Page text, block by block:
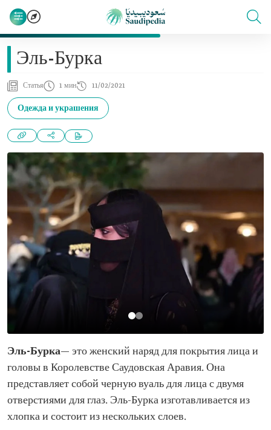
Эль-Бурка
Статья 1 мин 11/02/2021
Одежда и украшения
Эль-Бурка— это женский наряд для покрытия лица и
головы в Королевстве Саудовская Аравия. Она
представляет собой черную вуаль для лица с двумя
отверстиями для глаз. Эль-Бурка изготавливается из
хлопка и состоит из нескольких слоев.